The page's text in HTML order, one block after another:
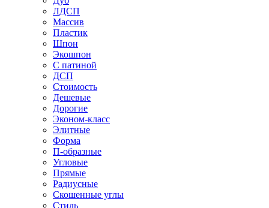
ЛДСП
Массив
Пластик
Шпон
Экошпон
С патиной
ДСП
Стоимость
Дешевые
Дорогие
Эконом-класс
Элитные
Форма
П-образные
Угловые
Прямые
Радиусные
Скошенные углы
Стиль